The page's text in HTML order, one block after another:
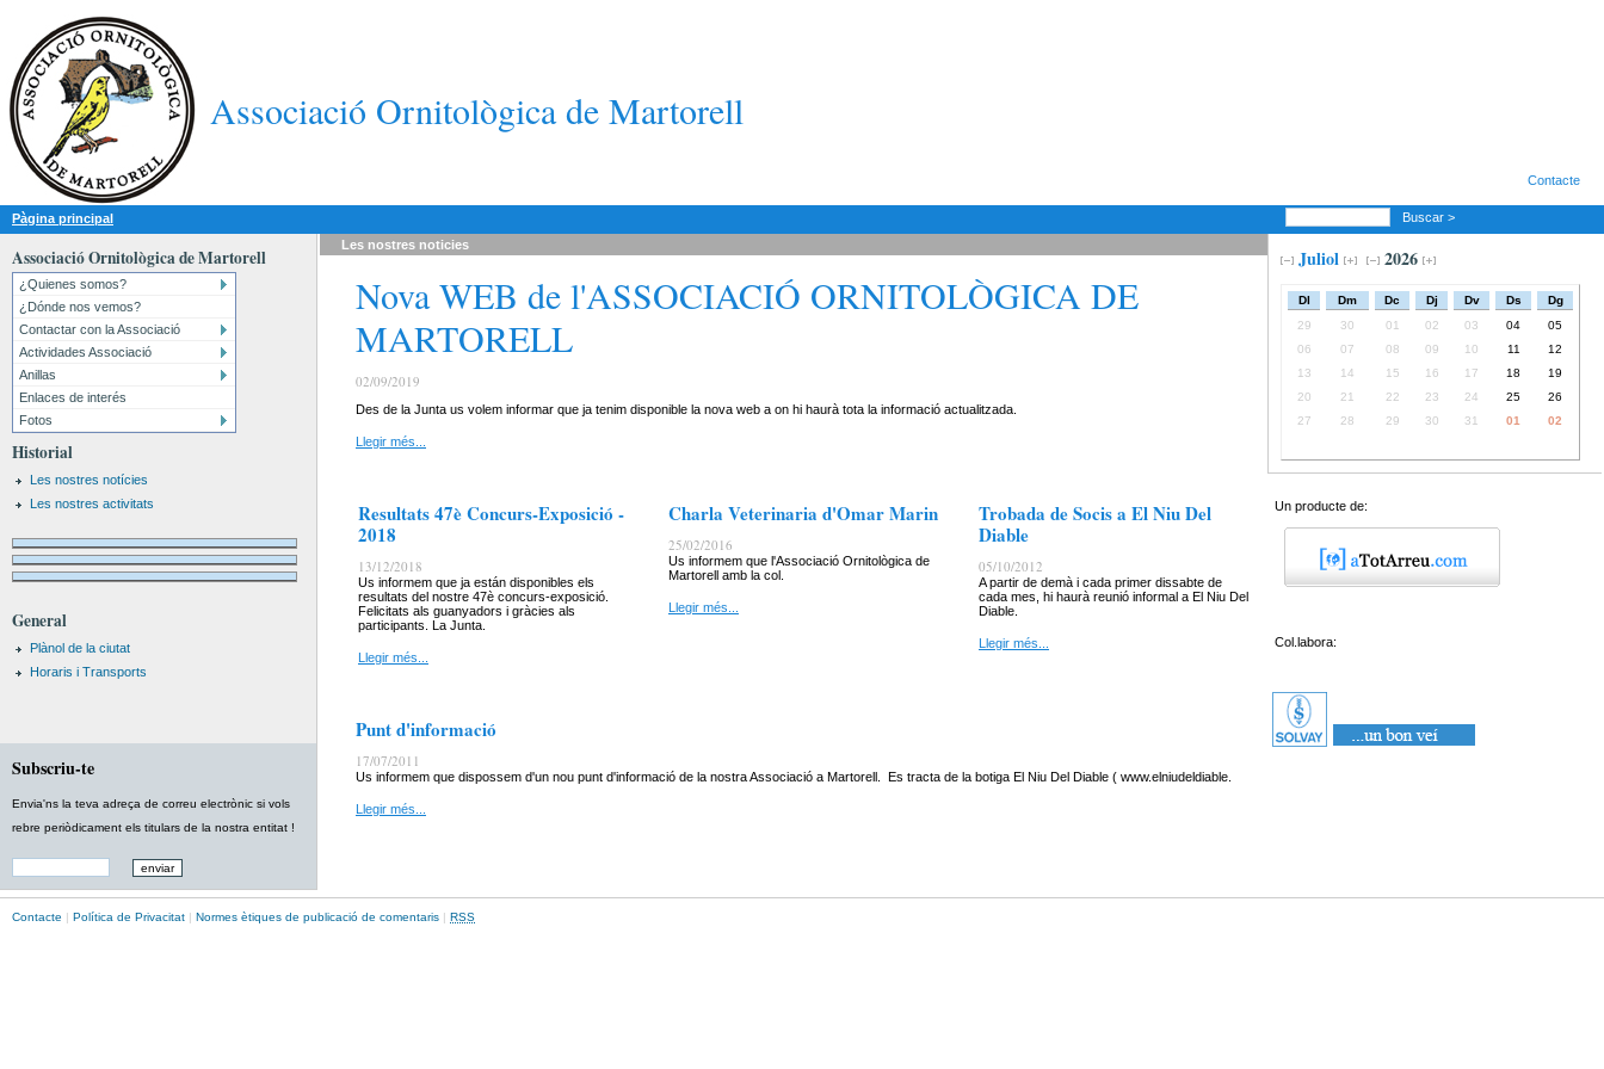
Associació Ornitològica de Martorell
Contacte
Pàgina principal Buscar >
Associació Ornitològica de Martorell
¿Quienes somos?
¿Dónde nos vemos?
Contactar con la Associació
Actividades Associació
Anillas
Enlaces de interés
Fotos
Historial
Les nostres notícies
Les nostres activitats
General
Plànol de la ciutat
Horaris i Transports
Subscriu-te
Envia'ns la teva adreça de correu electrònic si vols
rebre periòdicament els titulars de la nostra entitat !
Les nostres noticies
Nova WEB de l'ASSOCIACIÓ ORNITOLÒGICA DE
MARTORELL
02/09/2019
Des de la Junta us volem informar que ja tenim disponible la nova web a on hi haurà tota la informació actualitzada.
Llegir més...
Resultats 47è Concurs-Exposició -
2018
13/12/2018
Us informem que ja están disponibles els
resultats del nostre 47è concurs-exposició.
Felicitats als guanyadors i gràcies als
participants. La Junta.
Llegir més...
Charla Veterinaria d'Omar Marin
25/02/2016
Us informem que l'Associació Ornitològica de
Martorell amb la col.
Llegir més...
Trobada de Socis a El Niu Del
Diable
05/10/2012
A partir de demà i cada primer dissabte de
cada mes, hi haurà reunió informal a El Niu Del
Diable.
Llegir més...
Punt d'informació
17/07/2011
Us informem que dispossem d'un nou punt d'informació de la nostra Associació a Martorell. Es tracta de la botiga El Niu Del Diable ( www.elniudeldiable.
Llegir més...
Juliol 2026
Dl Dm Dc Dj Dv Ds
Dg
29
30 01 02 03 04
05
06
07 08 09 10 11
12
13
14 15 16 17 18
19
20
21 22 23 24 25
26
27
28 29 30 31 01 02
Un producte de:
Col.labora:
Contacte | Política de Privacitat | Normes ètiques de publicació de comentaris | RSS